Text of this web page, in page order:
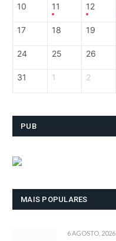
10 11 12
17 18 19
24 25 26
31 1 2
PUB
MAIS POPULARES
6 AGOSTO, 2026